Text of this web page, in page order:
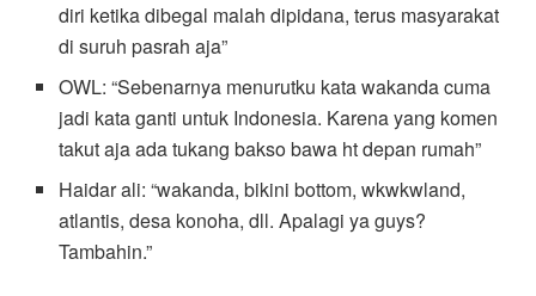
diri ketika dibegal malah dipidana, terus masyarakat
di suruh pasrah aja”
OWL: “Sebenarnya menurutku kata wakanda cuma
jadi kata ganti untuk Indonesia. Karena yang komen
takut aja ada tukang bakso bawa ht depan rumah”
Haidar ali: “wakanda, bikini bottom, wkwkwland,
atlantis, desa konoha, dll. Apalagi ya guys?
Tambahin.”